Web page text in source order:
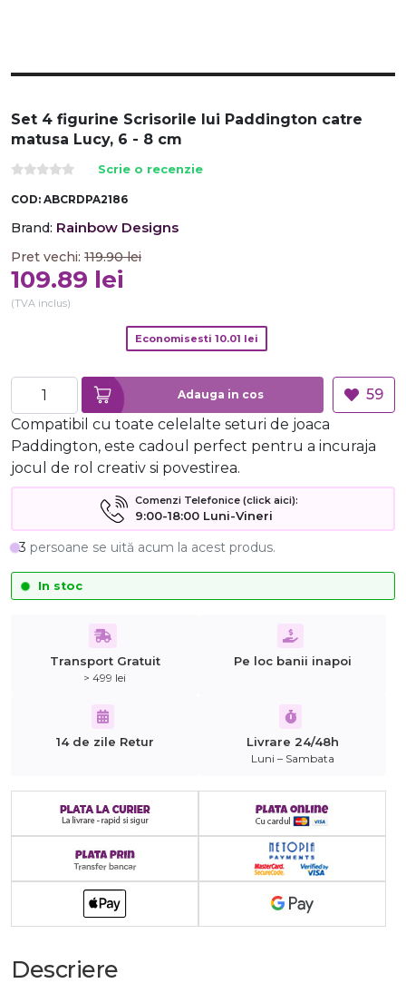
Set 4 figurine Scrisorile lui Paddington catre
matusa Lucy, 6 - 8 cm
Scrie o recenzie
COD: ABCRDPA2186
Brand: Rainbow Designs
Pret vechi: 119.90 lei
109.89 lei
(TVA inclus)
Economisesti 10.01 lei
Adauga in cos
59
Compatibil cu toate celelalte seturi de joaca
Paddington, este cadoul perfect pentru a incuraja
jocul de rol creativ si povestirea.
Comenzi Telefonice (click aici):
9:00-18:00 Luni-Vineri
3 persoane se uită acum la acest produs.
In stoc
Transport Gratuit
> 499 lei
Pe loc banii inapoi
14 de zile Retur Livrare 24/48h
Luni – Sambata
Descriere